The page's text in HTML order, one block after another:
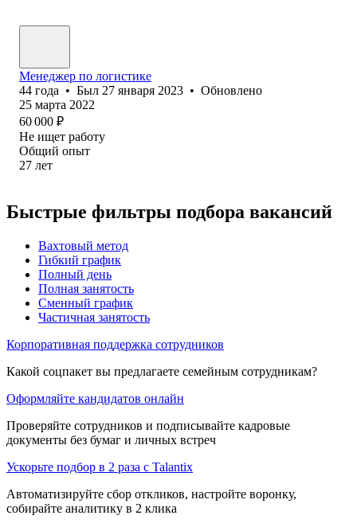
Менеджер по логистике
44 года • Был 27 января 2023 • Обновлено
25 марта 2022
60 000 ₽
Не ищет работу
Общий опыт
27 лет
Быстрые фильтры подбора вакансий
Вахтовый метод
Гибкий график
Полный день
Полная занятость
Сменный график
Частичная занятость
Корпоративная поддержка сотрудников
Какой соцпакет вы предлагаете семейным сотрудникам?
Оформляйте кандидатов онлайн
Проверяйте сотрудников и подписывайте кадровые
документы без бумаг и личных встреч
Ускорьте подбор в 2 раза с Talantix
Автоматизируйте сбор откликов, настройте воронку,
собирайте аналитику в 2 клика